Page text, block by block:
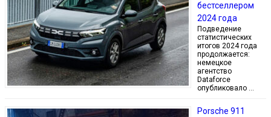
бестселлером
2024 года
Подведение
статистических
итогов 2024 года
продолжается:
немецкое
агентство
Dataforce
опубликовало …
Porsche 911